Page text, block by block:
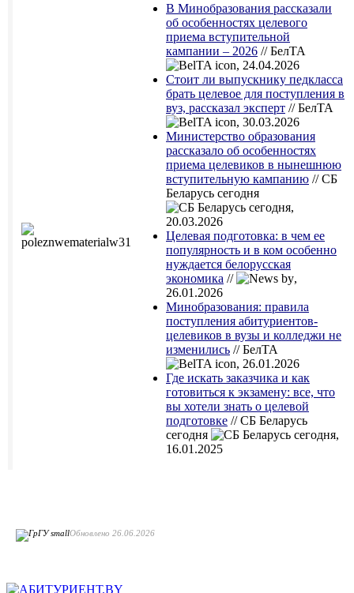
В Минобразования рассказали
об особенностях целевого
приема вступительной
кампании – 2026 //БелТА
, 24.04.2026
Стоит ли выпускнику педкласса
брать целевое для поступления в
вуз, рассказал эксперт // БелТА
, 30.03.2026
Министерство образования
рассказало об особенностях
приема целевиков в нынешнюю
вступительную кампанию // СБ
Беларусь сегодня
,
20.03.2026
Целевая подготовка: в чем ее
популярность и в ком особенно
нуждается белорусская
экономика //
,
26.01.2026
Минобразования: правила
поступления абитуриентов-
целевиков в вузы и колледжи не
изменились // БелТА
, 26.01.2026
Где искать заказчика и как
готовиться к экзамену: все, что
вы хотели знать о целевой
подготовке // СБ Беларусь
сегодня
,
16.01.2025
Обновлено 26.06.2026